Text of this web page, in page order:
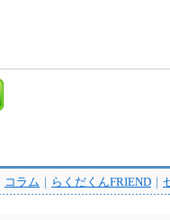
コラム ｜ らくだくんFRIEND ｜